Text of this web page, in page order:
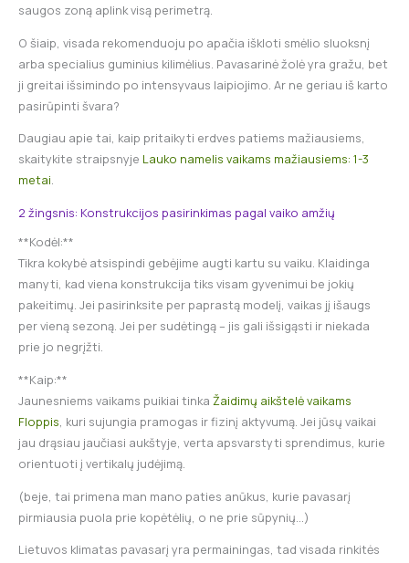
saugos zoną aplink visą perimetrą.
O šiaip, visada rekomenduoju po apačia iškloti smėlio sluoksnį
arba specialius guminius kilimėlius. Pavasarinė žolė yra gražu, bet
ji greitai išsimindo po intensyvaus laipiojimo. Ar ne geriau iš karto
pasirūpinti švara?
Daugiau apie tai, kaip pritaikyti erdves patiems mažiausiems,
skaitykite straipsnyje Lauko namelis vaikams mažiausiems: 1-3
metai.
2 žingsnis: Konstrukcijos pasirinkimas pagal vaiko amžių
**Kodėl:**
Tikra kokybė atsispindi gebėjime augti kartu su vaiku. Klaidinga
manyti, kad viena konstrukcija tiks visam gyvenimui be jokių
pakeitimų. Jei pasirinksite per paprastą modelį, vaikas jį išaugs
per vieną sezoną. Jei per sudėtingą – jis gali išsigąsti ir niekada
prie jo negrįžti.
**Kaip:**
Jaunesniems vaikams puikiai tinka Žaidimų aikštelė vaikams
Floppis, kuri sujungia pramogas ir fizinį aktyvumą. Jei jūsų vaikai
jau drąsiau jaučiasi aukštyje, verta apsvarstyti sprendimus, kurie
orientuoti į vertikalų judėjimą.
(beje, tai primena man mano paties anūkus, kurie pavasarį
pirmiausia puola prie kopėtėlių, o ne prie sūpynių…)
Lietuvos klimatas pavasarį yra permainingas, tad visada rinkitės